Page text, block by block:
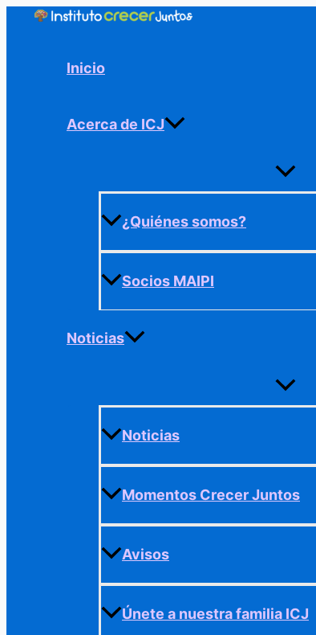
Inicio
Acerca de ICJ
Alternar
¿Quiénes somos?
Socios MAIPI
Noticias
Alternar
Noticias
Momentos Crecer Juntos
Avisos
Únete a nuestra familia ICJ